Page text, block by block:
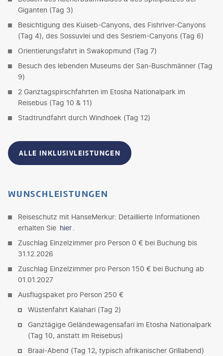
Giganten (Tag 3)
Besichtigung des Kuiseb-Canyons, des Fishriver-Canyons
(Tag 4), des Sossuvlei und des Sesriem-Canyons (Tag 6)
Orientierungsfahrt in Swakopmund (Tag 7)
Besuch des lebenden Museums der San-Buschmänner (Tag
9)
2 Ganztagspirschfahrten im Etosha Nationalpark im
Reisebus (Tag 10 & 11)
Stadtrundfahrt durch Windhoek (Tag 12)
ALLE INKLUSIVLEISTUNGEN
WUNSCHLEISTUNGEN
Reiseschutz mit HanseMerkur: Detaillierte Informationen
erhalten Sie hier
Zuschlag Einzelzimmer pro Person 0 € bei Buchung bis
31.12.2026
Zuschlag Einzelzimmer pro Person 150 € bei Buchung ab
01.01.2027
Ausflugspaket pro Person 250 €
Wüstenfahrt Kalahari (Tag 2)
Ganztägige Geländewagensafari im Etosha Nationalpark
(Tag 10, anstatt im Reisebus)
Braai-Abend (Tag 12, typisch afrikanischer Grillabend)